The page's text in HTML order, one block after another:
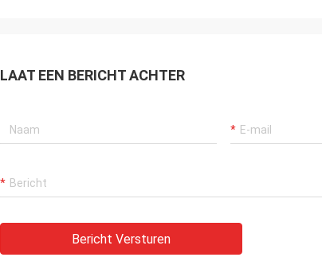
LAAT EEN BERICHT ACHTER
Bericht Versturen